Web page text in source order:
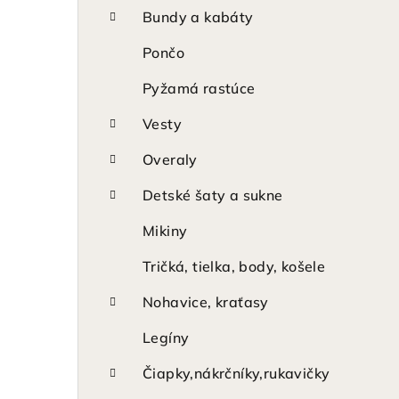
Bundy a kabáty
Pončo
Pyžamá rastúce
Vesty
Overaly
Detské šaty a sukne
Mikiny
Tričká, tielka, body, košele
Nohavice, kraťasy
Legíny
Čiapky,nákrčníky,rukavičky